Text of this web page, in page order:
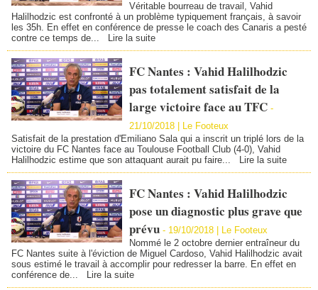
Véritable bourreau de travail, Vahid
Halilhodzic est confronté à un problème typiquement français, à savoir
les 35h. En effet en conférence de presse le coach des Canaris a pesté
contre ce temps de...
Lire la suite
FC Nantes : Vahid Halilhodzic
pas totalement satisfait de la
large victoire face au TFC -
21/10/2018 | Le Footeux
Satisfait de la prestation d'Emiliano Sala qui a inscrit un triplé lors de la
victoire du FC Nantes face au Toulouse Football Club (4-0), Vahid
Halilhodzic estime que son attaquant aurait pu faire...
Lire la suite
FC Nantes : Vahid Halilhodzic
pose un diagnostic plus grave que
prévu - 19/10/2018 | Le Footeux
Nommé le 2 octobre dernier entraîneur du
FC Nantes suite à l'éviction de Miguel Cardoso, Vahid Halilhodzic avait
sous estimé le travail à accomplir pour redresser la barre. En effet en
conférence de...
Lire la suite